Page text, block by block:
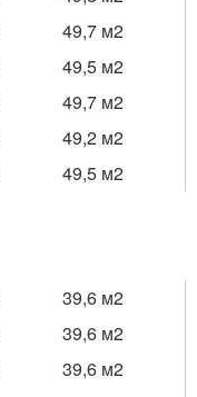
49,7 м2
49,5 м2
49,7 м2
49,2 м2
49,5 м2
39,6 м2
39,6 м2
39,6 м2